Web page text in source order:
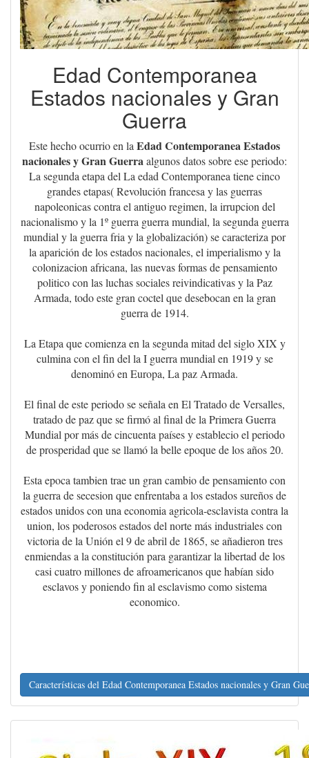
Edad Contemporanea
Estados nacionales y Gran
Guerra
Este hecho ocurrio en la Edad Contemporanea Estados
nacionales y Gran Guerraalgunos datos sobre ese periodo:
La segunda etapa del La edad Contemporanea tiene cinco
grandes etapas( Revolución francesa y las guerras
napoleonicas contra el antiguo regimen, la irrupcion del
nacionalismo y la 1º guerra guerra mundial, la segunda guerra
mundial y la guerra fria y la globalización) se caracteriza por
la aparición de los estados nacionales, el imperialismo y la
colonizacion africana, las nuevas formas de pensamiento
politico con las luchas sociales reivindicativas y la Paz
Armada, todo este gran coctel que desebocan en la gran
guerra de 1914.
La Etapa que comienza en la segunda mitad del siglo XIX y
culmina con el fin del la I guerra mundial en 1919 y se
denominó en Europa, La paz Armada.
El final de este periodo se señala en El Tratado de Versalles,
tratado de paz que se firmó al final de la Primera Guerra
Mundial por más de cincuenta países y establecio el periodo
de prosperidad que se llamó la belle epoque de los años 20.
Esta epoca tambien trae un gran cambio de pensamiento con
la guerra de secesion que enfrentaba a los estados sureños de
estados unidos con una economia agricola-esclavista contra la
union, los poderosos estados del norte más industriales con
victoria de la Unión el 9 de abril de 1865, se añadieron tres
enmiendas a la constitución para garantizar la libertad de los
casi cuatro millones de afroamericanos que habían sido
esclavos y poniendo fin al esclavismo como sistema
economico.
Características del Edad Contemporanea Estados nacionales y Gran